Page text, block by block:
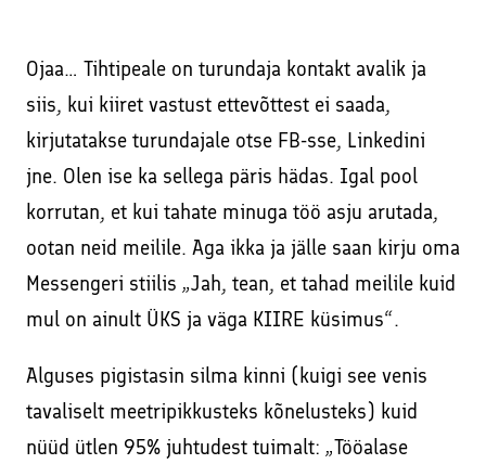
Ojaa… Tihtipeale on turundaja kontakt avalik ja
siis, kui kiiret vastust ettevõttest ei saada,
kirjutatakse turundajale otse FB-sse, Linkedini
jne. Olen ise ka sellega päris hädas. Igal pool
korrutan, et kui tahate minuga töö asju arutada,
ootan neid meilile. Aga ikka ja jälle saan kirju oma
Messengeri stiilis „Jah, tean, et tahad meilile kuid
mul on ainult ÜKS ja väga KIIRE küsimus“.
Alguses pigistasin silma kinni (kuigi see venis
tavaliselt meetripikkusteks kõnelusteks) kuid
nüüd ütlen 95% juhtudest tuimalt: „Tööalase